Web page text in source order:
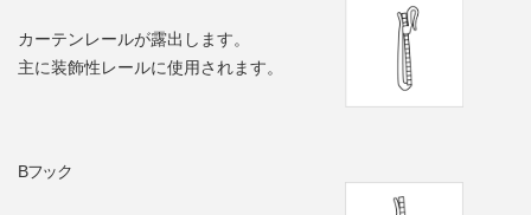
カーテンレールが露出します。
主に装飾性レールに使用されます。
Bフック